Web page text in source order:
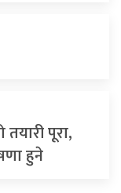
तयारी पूरा,
हुने